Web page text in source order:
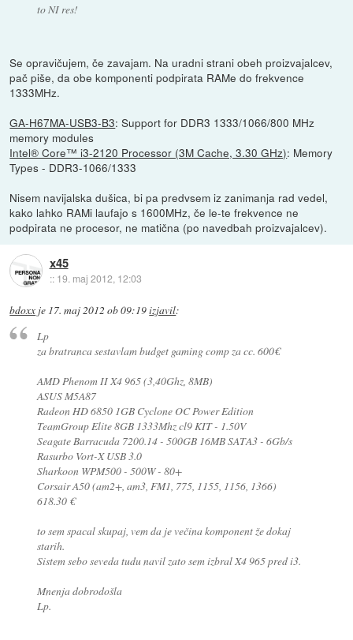
to NI res!
Se opravičujem, če zavajam. Na uradni strani obeh proizvajalcev,
pač piše, da obe komponenti podpirata RAMe do frekvence
1333MHz.
GA-H67MA-USB3-B3: Support for DDR3 1333/1066/800 MHz
memory modules
Intel® Core™ i3-2120 Processor (3M Cache, 3.30 GHz): Memory
Types - DDR3-1066/1333
Nisem navijalska dušica, bi pa predvsem iz zanimanja rad vedel,
kako lahko RAMi laufajo s 1600MHz, če le-te frekvence ne
podpirata ne procesor, ne matična (po navedbah proizvajalcev).
x45
:: 19. maj 2012, 12:03
bdoxx je 17. maj 2012 ob 09:19izjavil:
Lp
za bratranca sestavlam budget gaming comp za cc. 600€
AMD Phenom II X4 965 (3,40Ghz, 8MB)
ASUS M5A87
Radeon HD 6850 1GB Cyclone OC Power Edition
TeamGroup Elite 8GB 1333Mhz cl9 KIT - 1.50V
Seagate Barracuda 7200.14 - 500GB 16MB SATA3 - 6Gb/s
Rasurbo Vort-X USB 3.0
Sharkoon WPM500 - 500W - 80+
Corsair A50 (am2+, am3, FM1, 775, 1155, 1156, 1366)
618.30 €
to sem spacal skupaj, vem da je večina komponent že dokaj
starih.
Sistem sebo seveda tudu navil zato sem izbral X4 965 pred i3.
Mnenja dobrodošla
Lp.